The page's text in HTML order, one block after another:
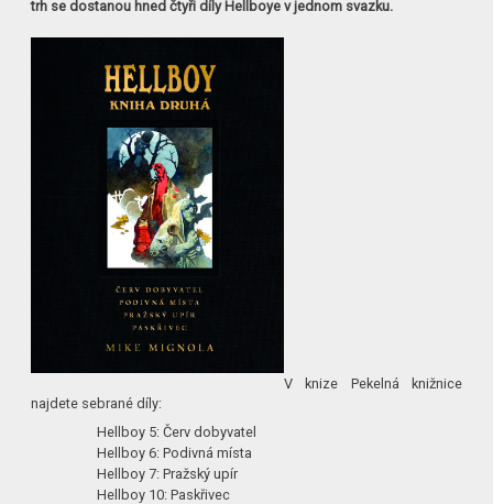
trh se dostanou hned čtyři díly Hellboye v jednom svazku.
V knize Pekelná knižnice
najdete sebrané díly:
Hellboy 5: Červ dobyvatel
Hellboy 6: Podivná místa
Hellboy 7: Pražský upír
Hellboy 10: Paskřivec